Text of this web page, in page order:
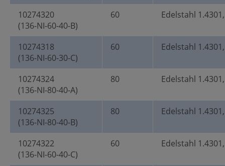
10274320
(136-NI-60-40-B)
60 Edelstahl
10274318
(136-NI-60-30-C)
60 Edelstahl
10274324
(136-NI-80-40-A)
80 Edelstahl
10274325
(136-NI-80-40-B)
80 Edelstahl
10274322
(136-NI-60-40-C)
60 Edelstahl